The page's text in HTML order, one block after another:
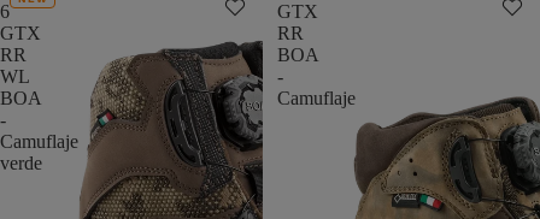
6
GTX
RR
WL
BOA
-
Camuflaje
verde
GTX
RR
BOA
-
Camuflaje